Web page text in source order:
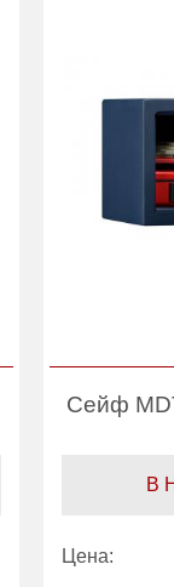
Сейф
В
Цена: